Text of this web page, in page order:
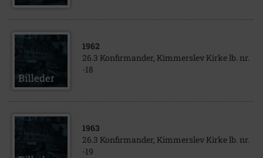
1962
26.3 Konfirmander, Kimmerslev Kirke lb. nr.
-18
1963
26.3 Konfirmander, Kimmerslev Kirke lb. nr.
-19